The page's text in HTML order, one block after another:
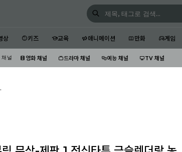
상 키즈 교육 애니메이션 만화 게임
채널 영화 채널 드라마 채널 예능 채널 TV 채널